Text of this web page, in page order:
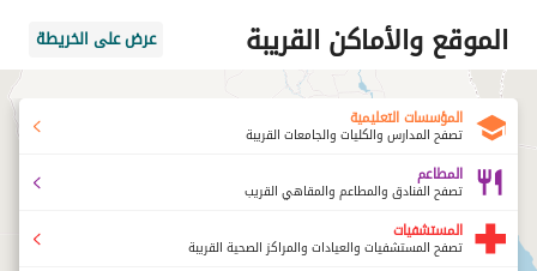
الموقع والأماكن القريبة عرض على الخريطة
المؤسسات التعليمية
تصفح المدارس والكليات والجامعات القريبة
المطاعم
تصفح الفنادق والمطاعم والمقاهي القريب
المستشفيات
تصفح المستشفيات والعيادات والمراكز الصحية القريبة